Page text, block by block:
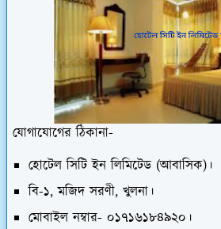
যোগাযোগের ঠিকানা-
হোটেল সিটি ইন লিমিটেড (আবাসিক)।
বি-১, মজিদ সরণী, খুলনা।
মোবাইল নম্বার- ০১৭১৬১৮৪৯২০।